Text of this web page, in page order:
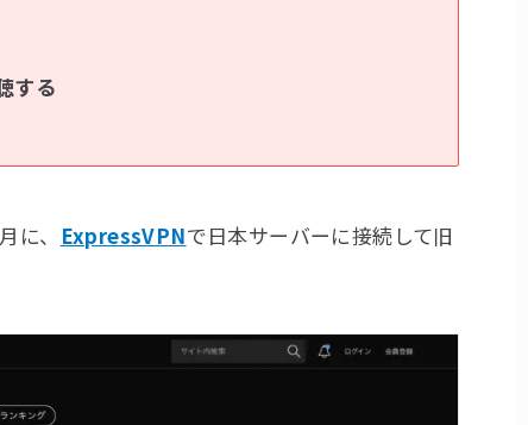
する
、 ExpressVPNで日本サーバーに接続して旧